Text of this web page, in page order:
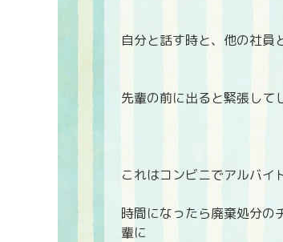
自分と話す時と、他の社員
先輩の前に出ると緊張して
これはコンビニでアルバイ
時間になったら廃棄処分の
輩に